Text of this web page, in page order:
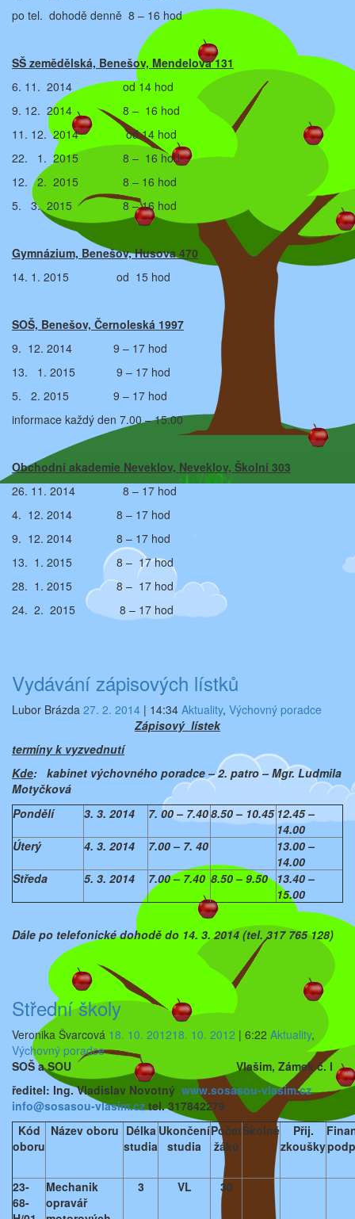
po tel. dohodě denně 8 – 16 hod
SŠ zemědělská, Benešov, Mendelova 131
6. 11. 2014 od 14 hod
9. 12. 2014 8 – 16 hod
11. 12. 2014 od 14 hod
22. 1. 2015 8 – 16 hod
12. 2. 2015 8 – 16 hod
5. 3. 2015 8 – 16 hod
Gymnázium, Benešov, Husova 470
14. 1. 2015 od 15 hod
SOŠ, Benešov, Černoleská 1997
9. 12. 2014 9 – 17 hod
13. 1. 2015 9 – 17 hod
5. 2. 2015 9 – 17 hod
informace každý den 7.00 – 15.00
Obchodní akademie Neveklov, Neveklov, Školní 303
26. 11. 2014 8 – 17 hod
4. 12. 2014 8 – 17 hod
9. 12. 2014 8 – 17 hod
13. 1. 2015 8 – 17 hod
28. 1. 2015 8 – 17 hod
24. 2. 2015 8 – 17 hod
Vydávání zápisových lístků
Lubor Brázda 27. 2. 2014 | 14:34 Aktuality, Výchovný poradce
Zápisový lístek
termíny k vyzvednutí
Kde: kabinet výchovného poradce – 2. patro – Mgr. Ludmila
Motyčková
Pondělí
3. 3. 2014 7. 00 – 7.408.50 – 10.45 12.45 –
14.00
Úterý
4. 3. 2014 7.00 – 7. 40
13.00 –
14.00
Středa
5. 3. 2014 7.00 – 7.40 8.50 – 9.50 13.40 –
15.00
Dále po telefonické dohodě do 14. 3. 2014 (tel. 317 765 128)
Střední školy
Veronika Švarcová 18. 10. 201218. 10. 2012 | 6:22 Aktuality,
Výchovný poradce
SOŠ a SOU Vlašim, Zámek č. l
ředitel: Ing. Vladislav Novotný www.sosasou-vlasim.cz
info@sosasou-vlasim.cz tel. 317842279
Kód
oboru
Název oboru Délka
studia
Ukončení
studia
Počet
žáků
Školné
Přij.
zkoušky
23-
68-
Mechanik
opravář
3 VL 30